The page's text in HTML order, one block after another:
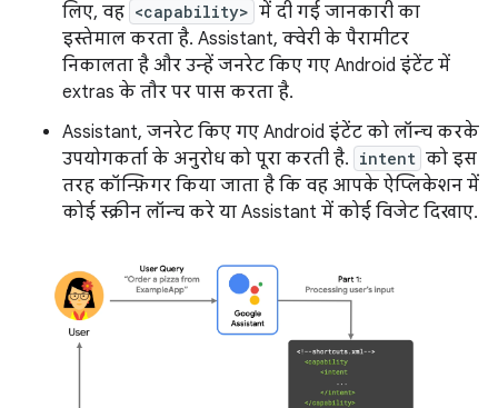
लिए, वह <capability> में दी गई जानकारी का
इस्तेमाल करता है. Assistant, क्वेरी के पैरामीटर
निकालता है और उन्हें जनरेट किए गए Android इंटेंट में
extras के तौर पर पास करता है.
Assistant, जनरेट किए गए Android इंटेंट को लॉन्च करके
उपयोगकर्ता के अनुरोध को पूरा करती है. intent को इस
तरह कॉन्फ़िगर किया जाता है कि वह आपके ऐप्लिकेशन में
कोई स्क्रीन लॉन्च करे या Assistant में कोई विजेट दिखाए.